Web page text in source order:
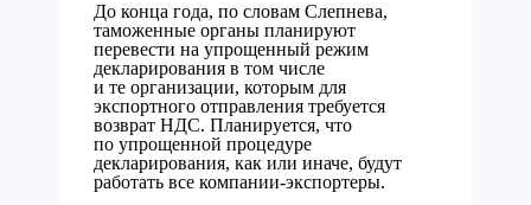
До конца года, по словам Слепнева,
таможенные органы планируют
перевести на упрощенный режим
декларирования в том числе
и те организации, которым для
экспортного отправления требуется
возврат НДС. Планируется, что
по упрощенной процедуре
декларирования, как или иначе, будут
работать все компании-экспортеры.